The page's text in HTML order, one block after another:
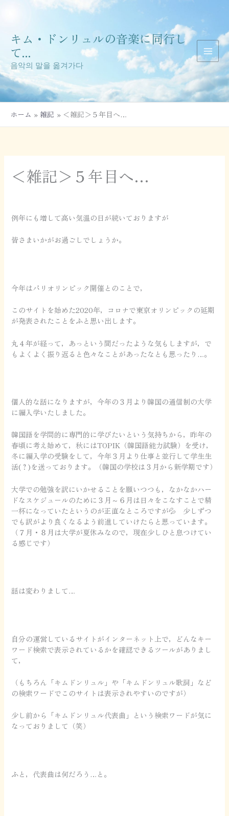
キム・ドンリュルの音楽に同行し
て...
음악의 말을 옮겨가다
ホーム 雑記 ＜雑記＞５年目へ…
＜雑記＞５年目へ…
例年にも増して高い気温の日が続いておりますが
皆さまいかがお過ごしでしょうか。
今年はパリオリンピック開催とのことで，
このサイトを始めた2020年，コロナで東京オリンピックの延期
が発表されたことをふと思い出します。
丸４年が経って，あっという間だったような気もしますが，で
もよくよく振り返ると色々なことがあったなとも思ったり…。
個人的な話になりますが，今年の３月より韓国の通信制の大学
に編入学いたしました。
韓国語を学問的に専門的に学びたいという気持ちから，昨年の
春頃に考え始めて，秋にはTOPIK（韓国語能力試験）を受け，
冬に編入学の受験をして，今年３月より仕事と並行して学生生
活(？)を送っております。（韓国の学校は３月から新学期です）
大学での勉強を訳にいかせることを願いつつも，なかなかハー
ドなスケジュールのために３月～６月は日々をこなすことで精
一杯になっていたというのが正直なところですが💦 少しずつ
でも訳がより良くなるよう前進していけたらと思っています。
（７月・８月は大学が夏休みなので，現在少しひと息つけてい
る感じです）
話は変わりまして…
自分の運営しているサイトがインターネット上で，どんなキー
ワード検索で表示されているかを確認できるツールがありまし
て，
（もちろん「キムドンリュル」や「キムドンリュル歌詞」など
の検索ワードでこのサイトは表示されやすいのですが）
少し前から「キムドンリュル代表曲」という検索ワードが気に
なっておりまして（笑）
ふと，代表曲は何だろう…と。